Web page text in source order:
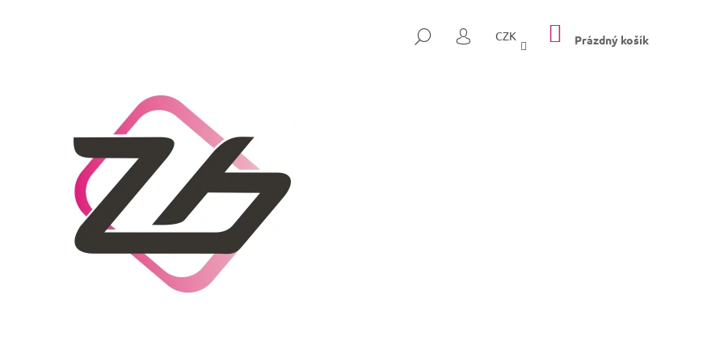
HLEDAT
PŘIHLÁŠENÍ
CZK NÁKUPNÍ
KOŠÍK
Prázdný košík
HLEDAT
DOPORUČUJEME